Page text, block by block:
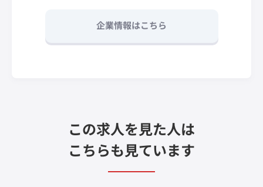
企業情報はこちら
この求人を見た人は
こちらも見ています